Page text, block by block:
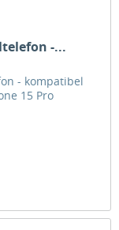
-...
- kompatibel
15 Pro